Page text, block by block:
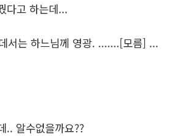
다고 하는데...
서는 하느님께 영광. .......[모름] ...
.. 알수없을까요??